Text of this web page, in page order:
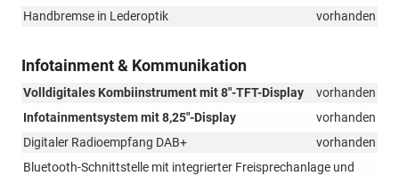
Handbremse in Lederoptik
vorhanden
Infotainment & Kommunikation
Volldigitales Kombiinstrument mit 8"-TFT-Display
vorhanden
Infotainmentsystem mit 8,25"-Display
vorhanden
Digitaler Radioempfang DAB+
vorhanden
Bluetooth-Schnittstelle mit integrierter Freisprechanlage und